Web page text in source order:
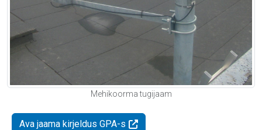
Mehikoorma tugijaam
Ava jaama kirjeldus GPA-s